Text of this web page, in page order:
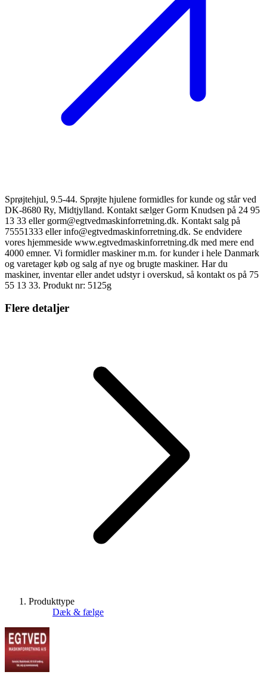
Sprøjtehjul, 9.5-44. Sprøjte hjulene formidles for kunde og står ved
DK-8680 Ry, Midtjylland. Kontakt sælger Gorm Knudsen på 24 95
13 33 eller gorm@egtvedmaskinforretning.dk. Kontakt salg på
75551333 eller info@egtvedmaskinforretning.dk. Se endvidere
vores hjemmeside www.egtvedmaskinforretning.dk med mere end
4000 emner. Vi formidler maskiner m.m. for kunder i hele Danmark
og varetager køb og salg af nye og brugte maskiner. Har du
maskiner, inventar eller andet udstyr i overskud, så kontakt os på 75
55 13 33. Produkt nr: 5125g
Flere detaljer
Produkttype
Dæk & fælge